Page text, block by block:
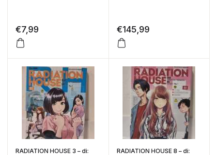
€7,99 €145,99
RADIATION HOUSE 3 – di:
RADIATION HOUSE 8 – di: